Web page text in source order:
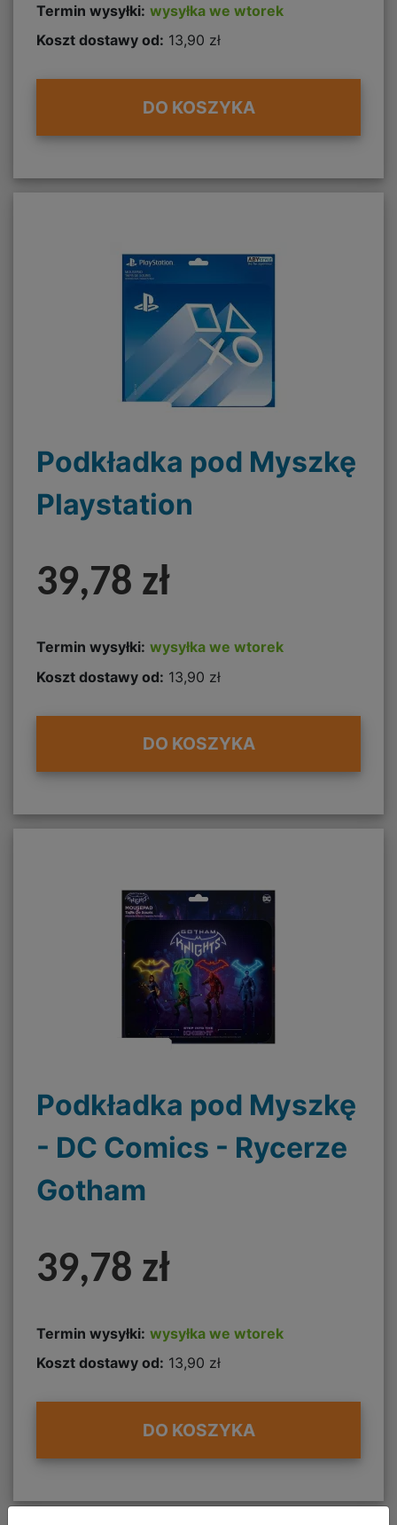
Termin wysyłki: wysyłka we wtorek
Koszt dostawy od: 13,90 zł
DO KOSZYKA
Podkładka pod Myszkę
Playstation
39,78 zł
Termin wysyłki: wysyłka we wtorek
Koszt dostawy od: 13,90 zł
DO KOSZYKA
Podkładka pod Myszkę
- DC Comics - Rycerze
Gotham
39,78 zł
Termin wysyłki: wysyłka we wtorek
Koszt dostawy od: 13,90 zł
DO KOSZYKA